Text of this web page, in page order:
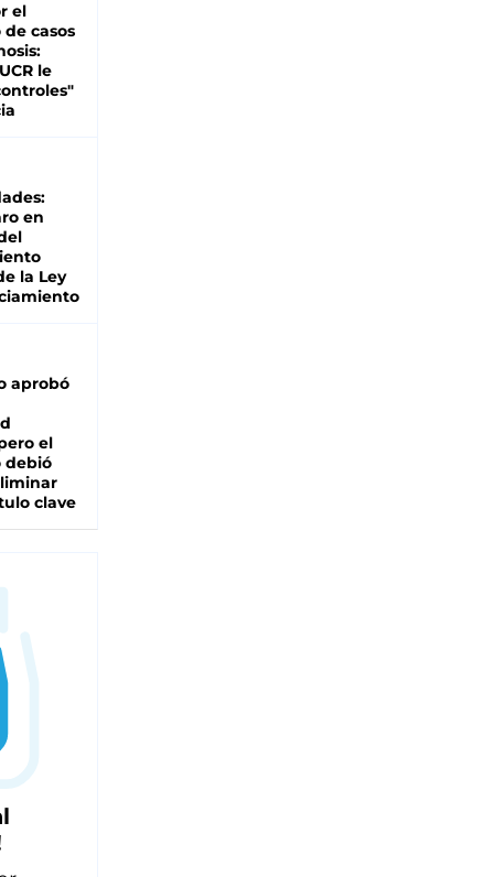
el
casos
le
en
la Ley
aprobó
el
debió
clave